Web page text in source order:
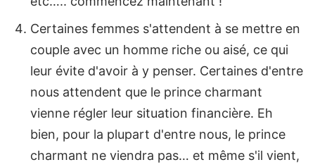
Certaines femmes s'attendent à se mettre en
couple avec un homme riche ou aisé, ce qui
leur évite d'avoir à y penser. Certaines d'entre
nous attendent que le prince charmant
vienne régler leur situation financière. Eh
bien, pour la plupart d'entre nous, le prince
charmant ne viendra pas… et même s'il vient,